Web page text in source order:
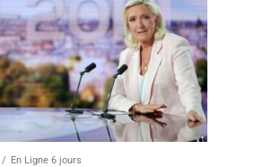
En Ligne 6 jours